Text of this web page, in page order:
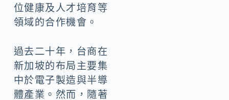
位健康及人才培育等
領域的合作機會。
過去二十年，台商在
新加坡的布局主要集
中於電子製造與半導
體產業。然而，隨著